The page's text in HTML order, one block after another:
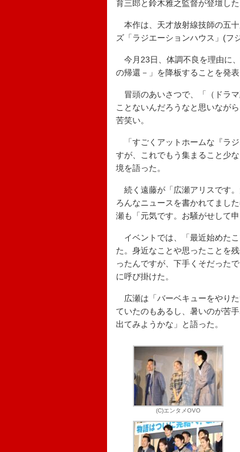
育三郎と鈴木雅之監督が登壇した
本作は、天才放射線技師の五
ズ「ラジエーションハウス」(フ
今月23日、体調不良を理由に
の帰還－」を降板することを発
冒頭のあいさつで、「（ドラ
ことないんだろうなと思いなが
苦笑い。
「すごくアットホームな『ラ
すが、これでもう集まること少
境を語った。
続く遠藤が「広瀬アリスです
ろんなニュースを書かれてまし
瀬も「元気です。お騒がせして
イベントでは、「最近始めた
た。身近なことや思ったことを
ったんですが、下手くそだった
に呼び掛けた。
広瀬は「バーベキューをやり
ていたのもあるし、暑いのが苦
出てみようかな」と語った。
(C)エンタメOVO